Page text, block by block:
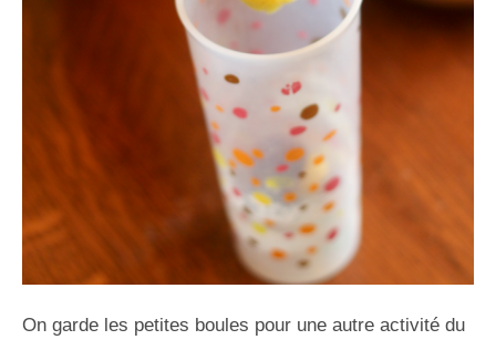
On garde les petites boules pour une autre activité du